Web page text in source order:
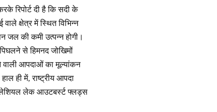
रिपोर्ट दी है कि सदी के
क्षेत्र में स्थित विभिन्न
जल की कमी उत्पन्न होगी।
से हिमनद जोखिमों
वाली आपदाओं का मूल्यांकन
ही में, राष्ट्रीय आपदा
लेक आउटबर्स्ट फ्लड्स